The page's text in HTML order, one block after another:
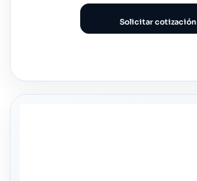
Solicitar cotización